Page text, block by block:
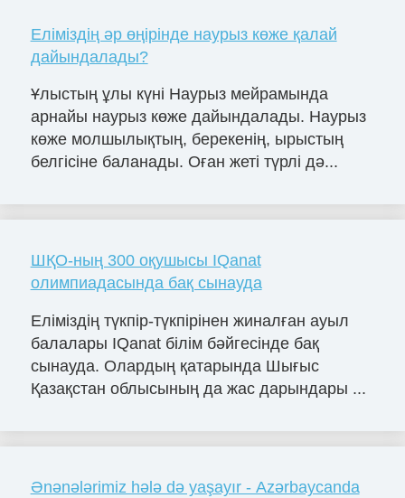
Еліміздің әр өңірінде наурыз көже қалай
дайындалады?
Ұлыстың ұлы күні Наурыз мейрамында
арнайы наурыз көже дайындалады. Наурыз
көже молшылықтың, берекенің, ырыстың
белгісіне баланады. Оған жеті түрлі дә...
ШҚО-ның 300 оқушысы IQanat
олимпиадасында бақ сынауда
Еліміздің түкпір-түкпірінен жиналған ауыл
балалары IQanat білім бәйгесінде бақ
сынауда. Олардың қатарында Шығыс
Қазақстан облысының да жас дарындары ...
Ənənələrimiz hələ də yaşayır - Azərbaycanda